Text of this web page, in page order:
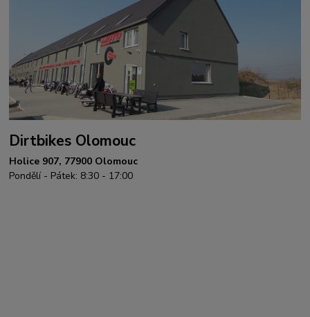
Dirtbikes Olomouc
Holice 907, 77900 Olomouc
Pondělí - Pátek: 8:30 - 17:00